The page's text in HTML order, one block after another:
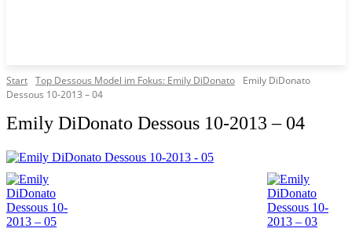
Start Top Dessous Model im Fokus: Emily DiDonato
Emily DiDonato
Dessous 10-2013 – 04
Emily DiDonato Dessous 10-2013 – 04